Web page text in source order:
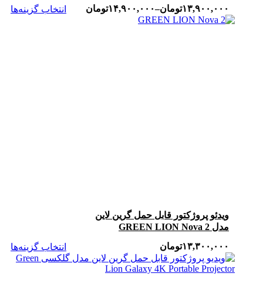
انتخاب گزینه‌ها
۱۳,۹۰۰,۰۰۰تومان–۱۴,۹۰۰,۰۰۰تومان
ویدئو پروژکتور قابل حمل گرین لاین
مدل GREEN LION Nova 2
انتخاب گزینه‌ها
۱۳,۳۰۰,۰۰۰تومان